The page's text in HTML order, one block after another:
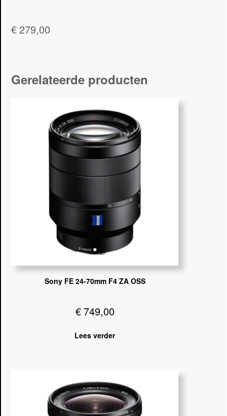
€279,00
Gerelateerde producten
Sony FE 24-70mm F4 ZA OSS
€ 749,00
Lees verder